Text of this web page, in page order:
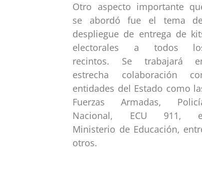
Otro aspecto importante
se abordó fue el tema
despliegue de entrega de
electorales a todos
recintos. Se trabajará
estrecha colaboración
entidades del Estado como
Fuerzas Armadas,
Nacional, ECU 911,
Ministerio de Educación,
otros.